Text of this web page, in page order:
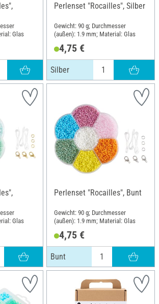
Glas
Perlenset "Rocailles", Silber
Gewicht: 90 g; Durchmesser
(außen): 1.9 mm; Material: Glas
4,75 €
Silber
Glas
Perlenset "Rocailles", Bunt
Gewicht: 90 g; Durchmesser
(außen): 1.9 mm; Material: Glas
4,75 €
Bunt